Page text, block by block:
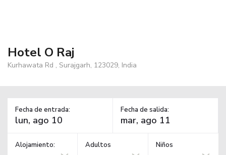
Hotel O Raj
Kurhawata Rd , Surajgarh, 123029, India
Fecha de entrada: Fecha de salida:
Alojamiento: Adultos Niños